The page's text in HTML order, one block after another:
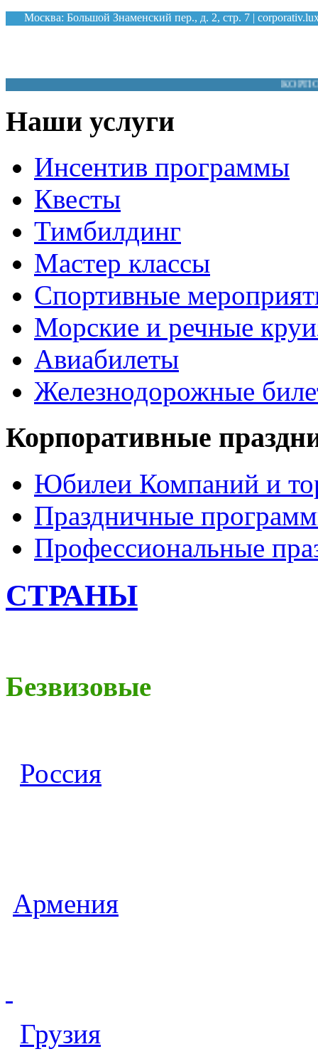
Москва: Большой Знаменский пер., д. 2, стр. 7 |
Наши услуги
Инсентив программы
Квесты
Тимбилдинг
Мастер классы
Спортивные
Морские и речные
Авиабилеты
Железнодорожные
Корпоративные
Юбилеи Компаний и
Праздничные
Профессиональные
СТРАНЫ
Безвизовые
Россия
Армения
Грузия